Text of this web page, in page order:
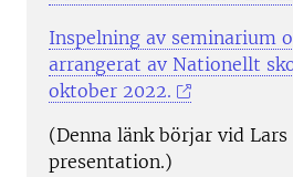
Inspelning av seminarium
arrangerat av Nationellt
oktober 2022.
(Denna länk börjar vid Lars
presentation.)